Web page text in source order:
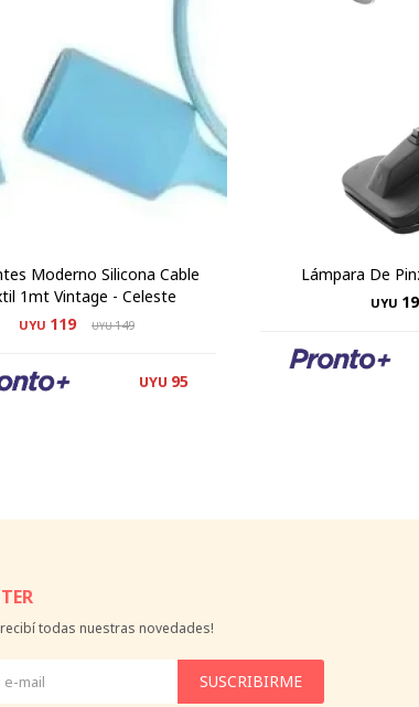
Moderno Silicona Cable
1mt Vintage - Celeste
UYU 119 UYU149
UYU 95
Lámpara De
UYU
recibí todas nuestras novedades!
SUSCRIBIRME